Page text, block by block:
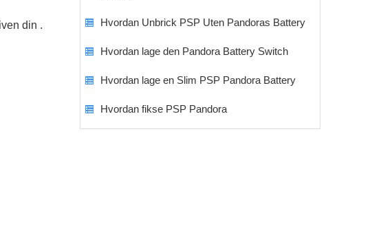
din .
Hvordan Unbrick PSP Uten Pandoras Battery
Hvordan lage den Pandora Battery Switch
Hvordan lage en Slim PSP Pandora Battery
Hvordan fikse PSP Pandora